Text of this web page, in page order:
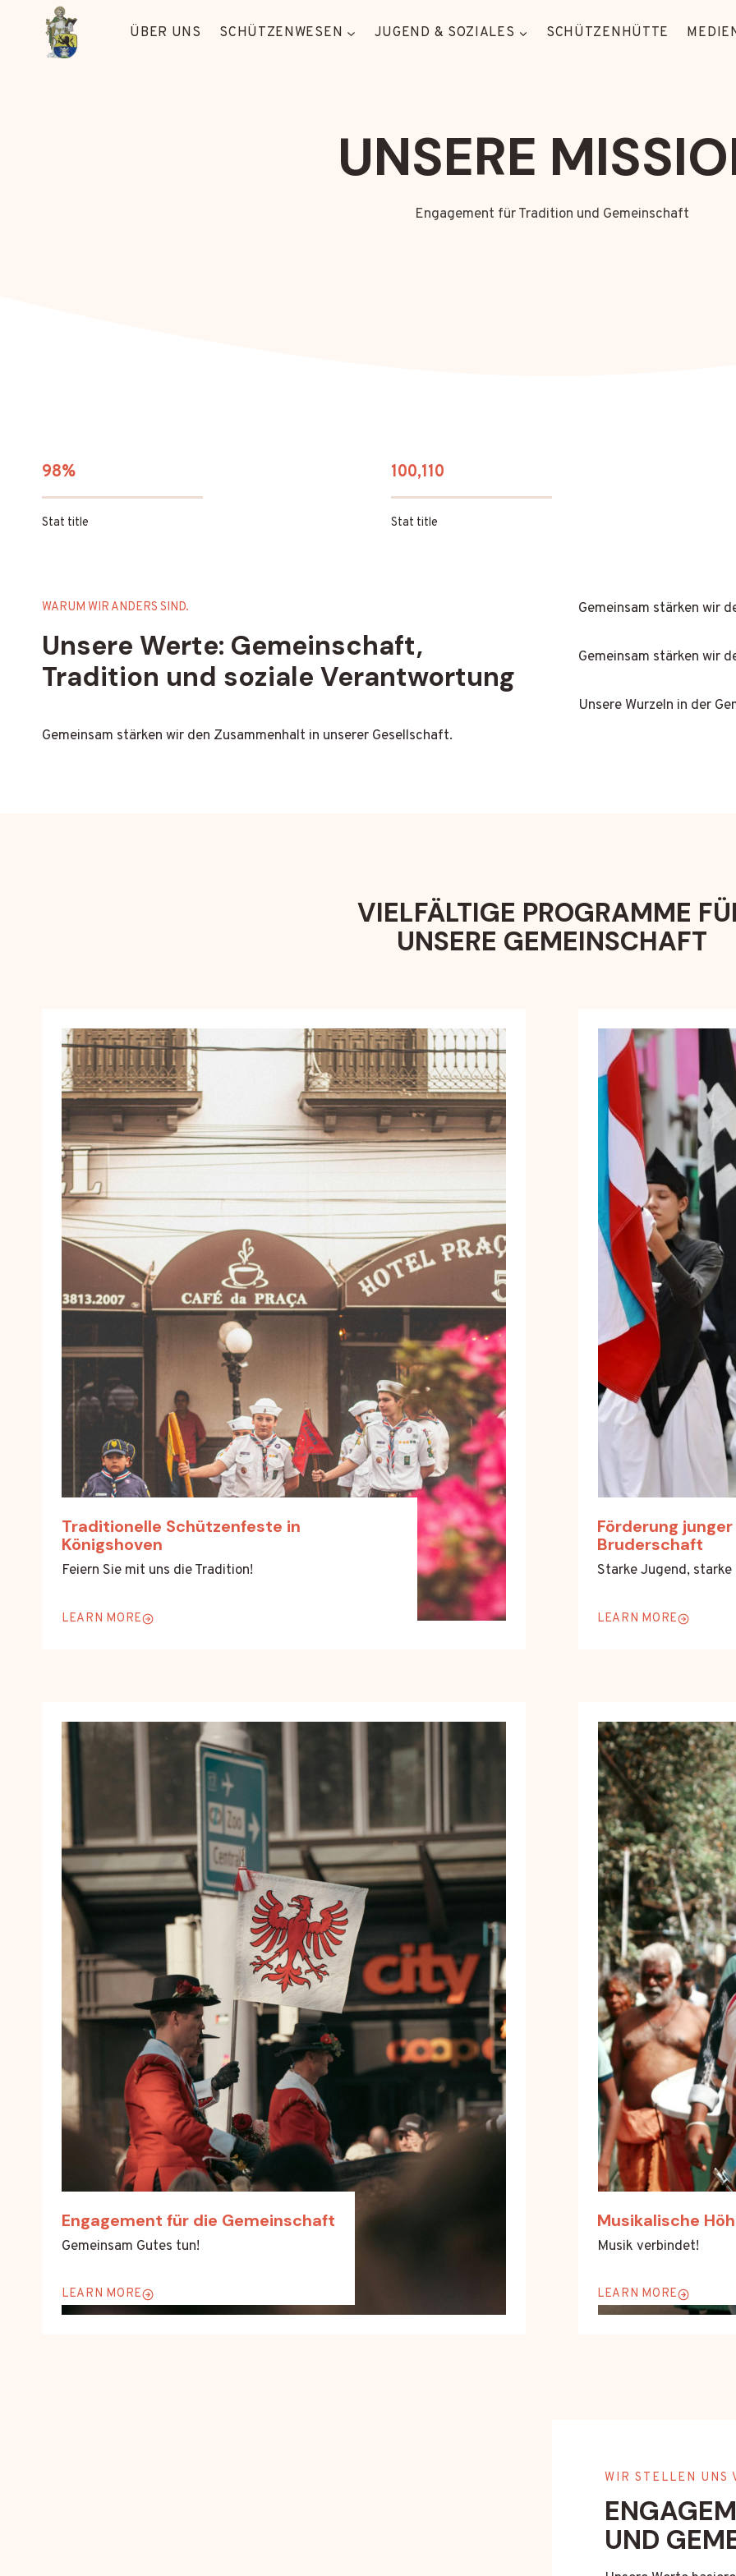
springen
ÜBER UNS SCHÜTZENWESEN JUGEND & SOZIALES SCHÜTZENHÜTTE
UNSERE
Engagement für Tradition und Gemeinschaft
98%
Stat title
100,110
Stat title
WARUM WIR ANDERS SIND.
Unsere Werte: Gemeinschaft,
Tradition und soziale Verantwortung
Gemeinsam stärken wir den Zusammenhalt in unserer Gesellschaft.
Gemeinsam stärken wir
Gemeinsam stärken wir
Unsere Wurzeln in der
VIELFÄLTIGE PROGRAMME
UNSERE GEMEINSCHAFT
Traditionelle Schützenfeste in
Königshoven
Feiern Sie mit uns die Tradition!
LEARN MORE
Förderung
Bruderschaft
Starke Jugend,
LEARN MORE
Engagement für die Gemeinschaft
Gemeinsam Gutes tun!
LEARN MORE
Musikalische
Musik verbindet!
LEARN MORE
WIR STELLEN UNS
UND